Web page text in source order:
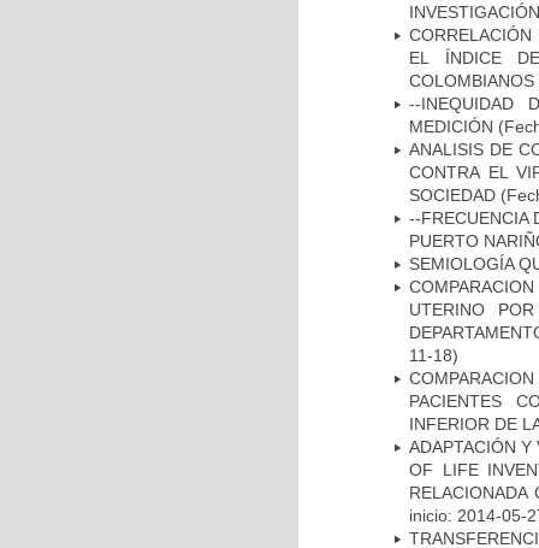
EL ÍNDICE DE
--INEQUIDAD
MEDICIÓN
ANALISIS DE
CONTRA EL
SOCIEDAD
--FRECUENCIA
PUERTO
SEMIOLOGÍA
UTERINO
11-18)
PACIENTES
INFERIOR DE
ADAPTACIÓN
OF LIFE
inicio: 2014-05-